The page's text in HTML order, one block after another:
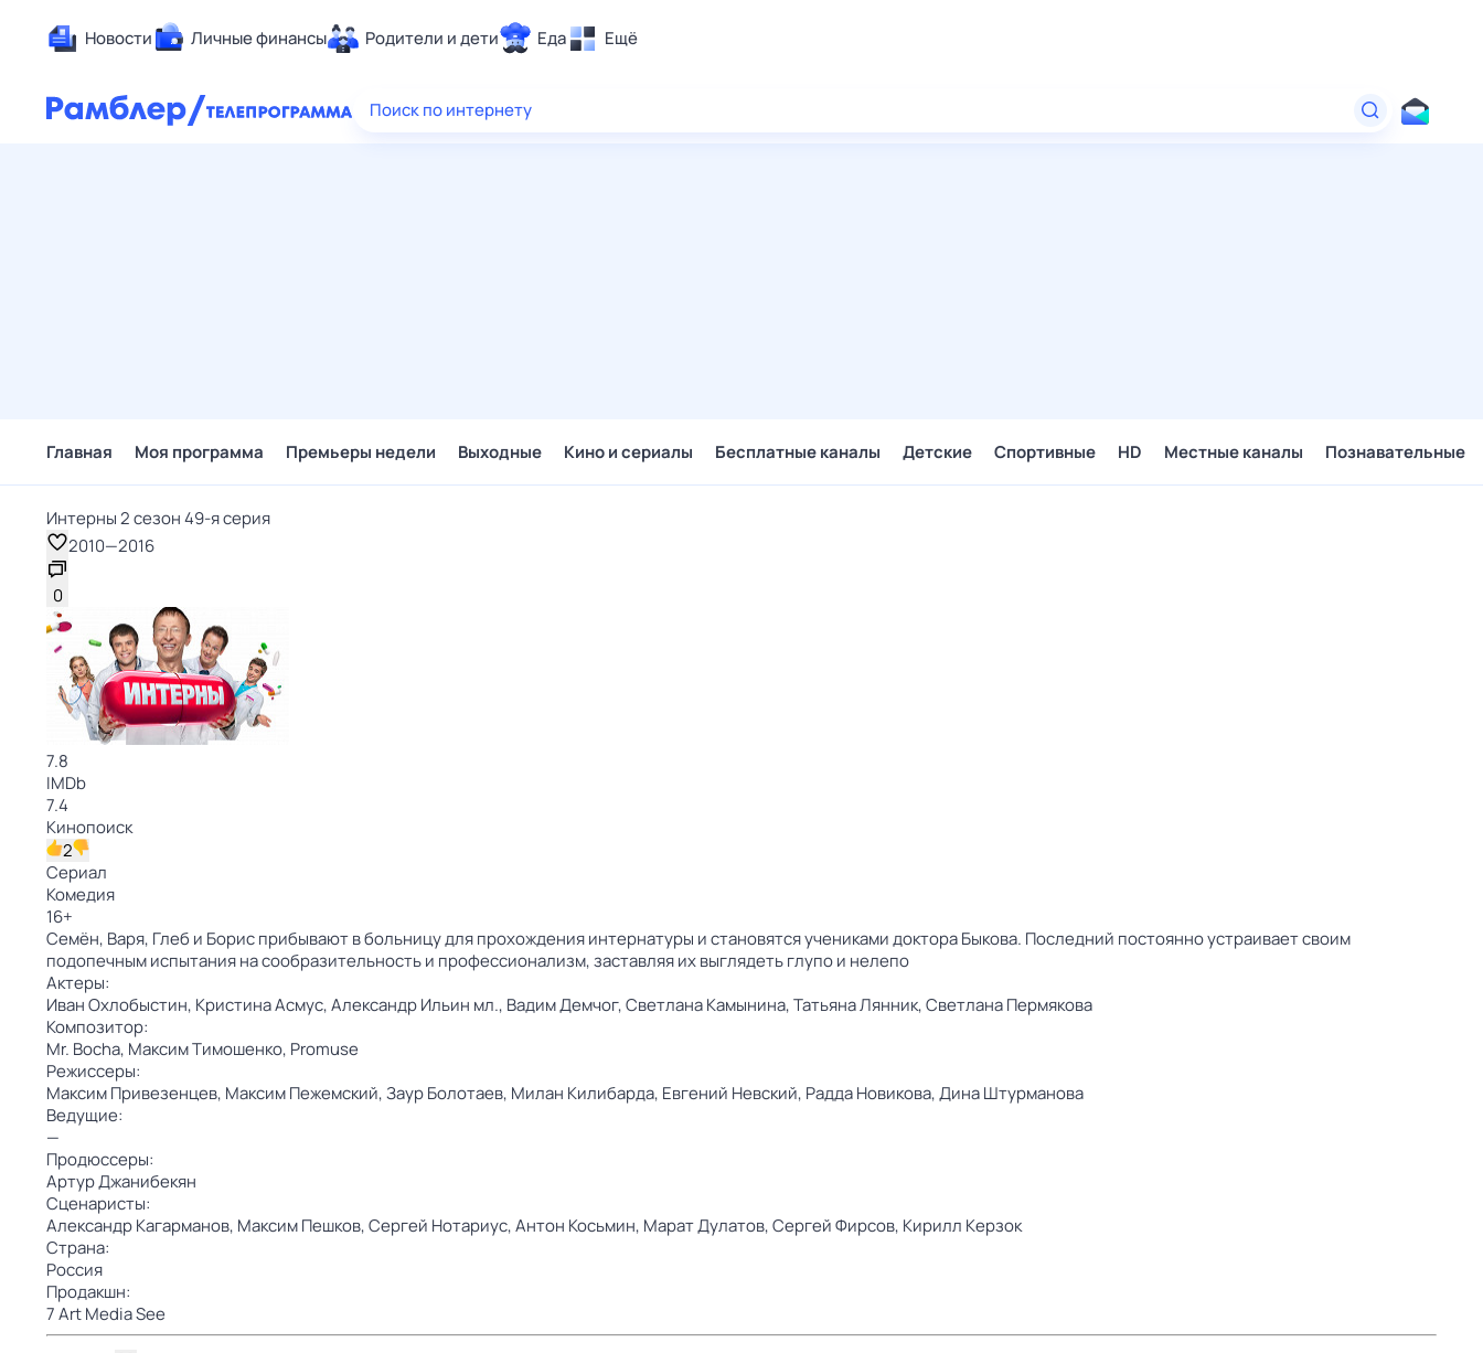
Новости Личные финансы Родители и дети Еда Ещё
Здоровье
Поиск по интернету
Главная Моя программа Премьеры недели Выходные Кино и сериалы Бесплатные каналы Детские Спортивные HD Местные каналы Познавательные
Интерны 2 сезон 49-я серия
2010—2016
0
7.8
IMDb
7.4
Кинопоиск
2
Сериал
Комедия
16+
Семён, Варя, Глеб и Борис прибывают в больницу для прохождения интернатуры и становятся учениками доктора Быкова. Последний постоянно устраивает своим
подопечным испытания на сообразительность и профессионализм, заставляя их выглядеть глупо и нелепо
Актеры:
Иван Охлобыстин, Кристина Асмус,Александр Ильин мл., Вадим Демчог,Светлана Камынина,Татьяна Лянник,Светлана Пермякова
Композитор:
Mr. Bocha, Максим Тимошенко, Promuse
Режиссеры:
Максим Привезенцев, Максим Пежемский,Заур Болотаев, Милан Килибарда, Евгений Невский, Радда Новикова,Дина Штурманова
Ведущие:
—
Продюссеры:
Артур Джанибекян
Сценаристы:
Александр Кагарманов, Максим Пешков,Сергей Нотариус,Антон Косьмин, Марат Дулатов,Сергей Фирсов, Кирилл Керзок
Страна:
Россия
Продакшн:
7 Art Media See